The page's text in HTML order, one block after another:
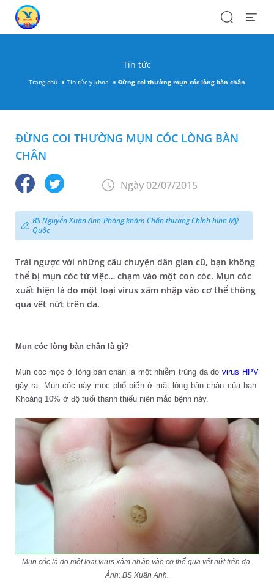
SearchOpen
Tin tức
Trang chủ Tin tức y khoa Đừng coi thường mụn cóc lòng bàn chân
ĐỪNG COI THƯỜNG MỤN CÓC LÒNG BÀN
CHÂN
Ngày 02/07/2015
BS Nguyễn Xuân Anh-Phòng khám Chấn thương Chỉnh hình Mỹ
Quốc
Trái ngược với những câu chuyện dân gian cũ, bạn không
thể bị mụn cóc từ việc… chạm vào một con cóc. Mụn cóc
xuất hiện là do một loại virus xâm nhập vào cơ thể thông
qua vết nứt trên da.
Mụn cóc lòng bàn chân là gì?
Mụn cóc mọc ở lòng bàn chân là một nhiễm trùng da dovirus HPV
gây ra. Mụn cóc này mọc phổ biến ở mặt lòng bàn chân của bạn.
Khoảng 10% ở độ tuổi thanh thiếu niên mắc bệnh này.
Mụn cóc là do một loại virus xâm nhập vào cơ thể qua vết nứt trên da.
Ảnh: BS Xuân Anh.